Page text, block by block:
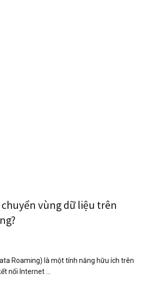
vùng dữ liệu trên
Roaming) là một tính năng hữu ích trên
nối Internet ...